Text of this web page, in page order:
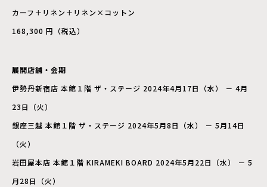
カーフ＋リネン＋リネン×コットン
168,300 円（税込）
展開店舗・会期
伊勢丹新宿店 本館１階 ザ・ステージ 2024年4月17日（水） － 4月
23日（火）
銀座三越 本館１階 ザ・ステージ 2024年5月8日（水） － 5月14日
（火）
岩田屋本店 本館１階 KIRAMEKI BOARD 2024年5月22日（水） － 5
月28日（火）